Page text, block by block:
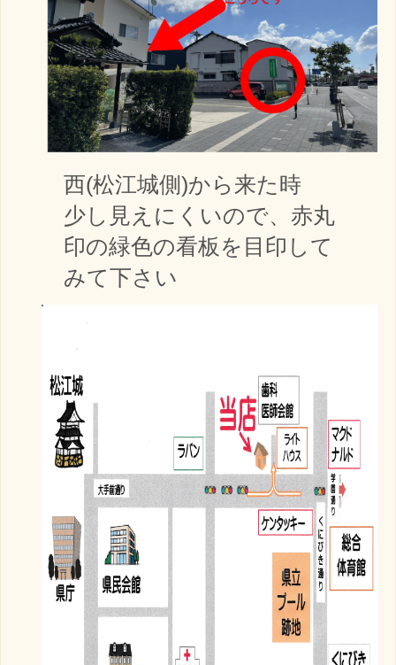
西(松江城側)から来た時
少し見えにくいので、赤丸
印の緑色の看板を目印して
みて下さい